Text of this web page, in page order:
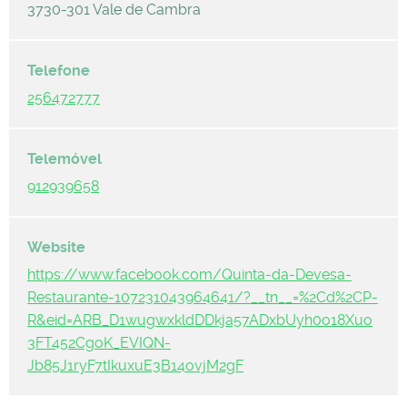
3730-301 Vale de Cambra
256472777
912939658
https://www.facebook.com/Quinta-da-Devesa-
Restaurante-107231043964641/?__tn__=%2Cd%2CP-
R&eid=ARB_D1wugwxkldDDkja57ADxbUyh0o18Xuo
3FT452CgoK_EVIQN-
Jb85J1ryF7tIkuxuE3B14ovjM2gF